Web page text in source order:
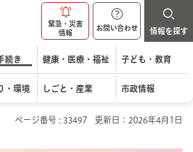
緊急・災害
情報
お問い合わせ 情報を探す
続き 健康・医療・福祉 子ども・教育
・環境 しごと・産業 市政情報
ページ番号 : 33497 更新日：2026年4月1日